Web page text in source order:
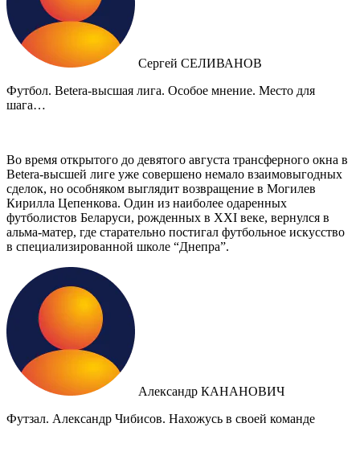
Сергей СЕЛИВАНОВ
Футбол. Betera-высшая лига. Особое мнение. Место для
шага…
Во время открытого до девятого августа трансферного окна в
Betera-высшей лиге уже совершено немало взаимовыгодных
сделок, но особняком выглядит возвращение в Могилев
Кирилла Цепенкова. Один из наиболее одаренных
футболистов Беларуси, рожденных в XXI веке, вернулся в
альма-матер, где старательно постигал футбольное искусство
в специализированной школе “Днепра”.
Александр КАНАНОВИЧ
Футзал. Александр Чибисов. Нахожусь в своей команде